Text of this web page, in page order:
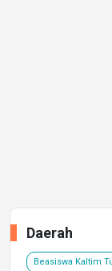
Daerah
Beasiswa Kaltim